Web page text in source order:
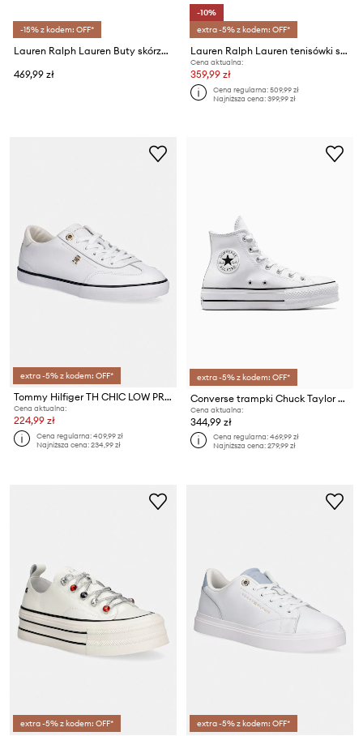
-15% z kodem: OFF*
Lauren Ralph Lauren Buty skórzane Janson II
469,99 zł
-10%
extra -5% z kodem: OFF*
Lauren Ralph Lauren tenisówki skórzane Janson II
Cena aktualna:
359,99 zł
Cena regularna:509,99 zł
Najniższa cena:399,99 zł
extra -5% z kodem: OFF*
Tommy Hilfiger TH CHIC LOW PROFILE VULC tenisówki damskie skórzane
Cena aktualna:
224,99 zł
Cena regularna:409,99 zł
Najniższa cena:234,99 zł
extra -5% z kodem: OFF*
Converse trampki Chuck Taylor All Star Lift Platform
Cena aktualna:
344,99 zł
Cena regularna:469,99 zł
Najniższa cena:279,99 zł
extra -5% z kodem: OFF* extra -5% z kodem: OFF*